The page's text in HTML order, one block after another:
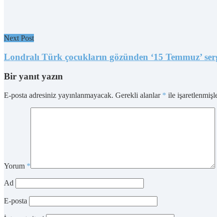
Next Post
Londralı Türk çocukların gözünden ‘15 Temmuz’
Bir yanıt yazın
E-posta adresiniz yayınlanmayacak. Gerekli alanlar * ile
Yorum *
Ad
E-posta